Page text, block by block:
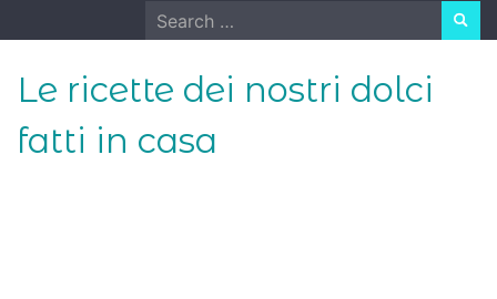
to
Search
for:
Le ricette dei nostri dolci
fatti in casa